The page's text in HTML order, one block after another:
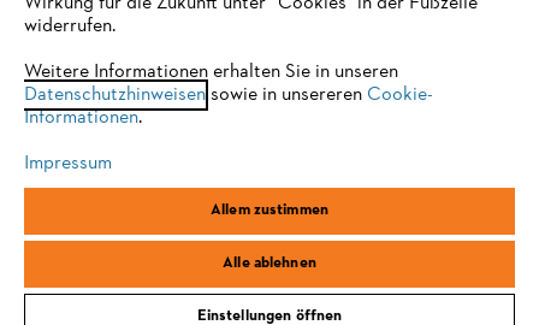
eine optimale Nutzung unserer Seite empfehlen wir Ihnen, zu
einem der folgenden Browser zu wechseln:
Firefox Chrome
widerrufen.
Weitere Informationen erhalten Sie in unseren
Datenschutzhinweisensowie in unsereren Cookie-
Informationen.
Impressum
Allem zustimmen
Alle ablehnen
Einstellungen öffnen